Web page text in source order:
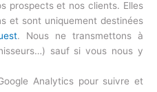
prospects et nos clients. Elles
et sont uniquement destinées
. Nous ne transmettons à
sauf si vous nous y
Analytics pour suivre et